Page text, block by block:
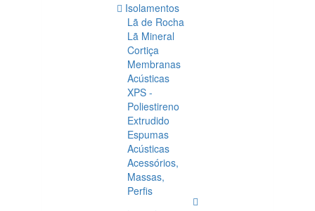
Isolamentos
Lã de Rocha
Lã Mineral
Cortiça
Membranas
Acústicas
XPS -
Poliestireno
Extrudido
Espumas
Acústicas
Acessórios,
Massas,
Perfis